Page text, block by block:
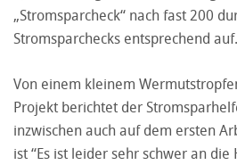
„Stromsparcheck“ nach fast 200
Stromsparchecks entsprechend auf.
Von einem kleinem
Projekt berichtet der
inzwischen auch auf dem ersten
ist “Es ist leider sehr schwer an die